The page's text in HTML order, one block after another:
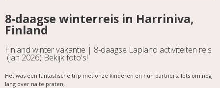
8-daagse winterreis in Harriniva,
Finland
Finland winter vakantie | 8-daagse Lapland activiteiten reis
(jan 2026) Bekijk foto's!
Het was een fantastische trip met onze kinderen en hun partners. Iets om nog
lang over na te praten,